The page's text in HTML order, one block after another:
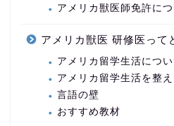
アメリカ獣医師免許に
アメリカ獣医 研修医って
アメリカ留学生活につい
アメリカ留学生活を整え
言語の壁
おすすめ教材